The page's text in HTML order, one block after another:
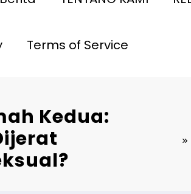
Terms of Service
Kedua: